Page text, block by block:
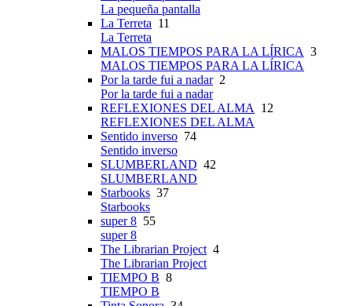
La pequeña pantalla
La Terreta 11
La Terreta
MALOS TIEMPOS PARA LA LÍRICA 3
MALOS TIEMPOS PARA LA LÍRICA
Por la tarde fui a nadar2
Por la tarde fui a nadar
REFLEXIONES DEL ALMA 12
REFLEXIONES DEL ALMA
Sentido inverso 74
Sentido inverso
SLUMBERLAND 42
SLUMBERLAND
Starbooks 37
Starbooks
super 8 55
super 8
The Librarian Project4
The Librarian Project
TIEMPO B 8
TIEMPO B